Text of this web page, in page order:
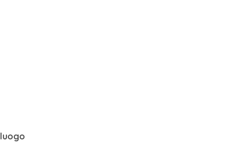
luogo